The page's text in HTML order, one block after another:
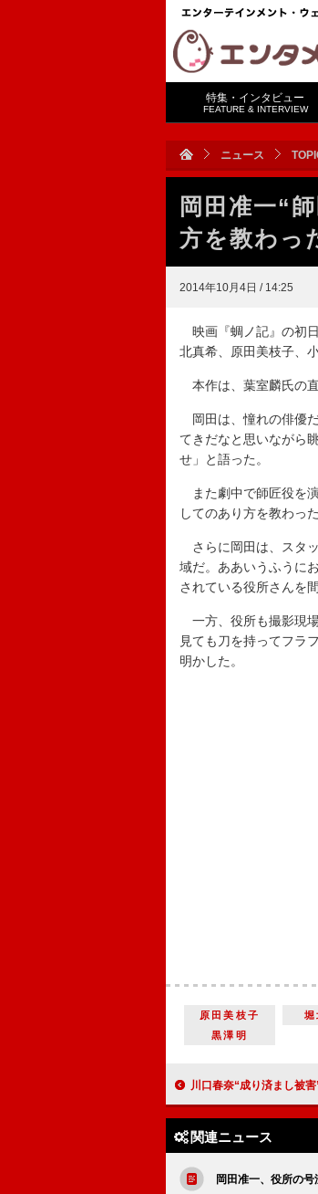
特集・インタビュー
FEATURE & INTERVIEW
ニュース
岡田准一“
方を教わっ
2014年10月4日 / 14:25
映画『蜩ノ記』の初
北真希、原田美枝子、
本作は、葉室麟氏の
岡田は、憧れの俳優
てきだなと思いながら
せ」と語った。
また劇中で師匠役を
してのあり方を教わっ
さらに岡田は、スタ
域だ。ああいうふうに
されている役所さんを
一方、役所も撮影現
見ても刀を持ってフラ
明かした。
原田美枝子 堀
黒澤明
川口春奈“成り済まし被害”についてコメ
関連ニュース
岡田准一、役所の